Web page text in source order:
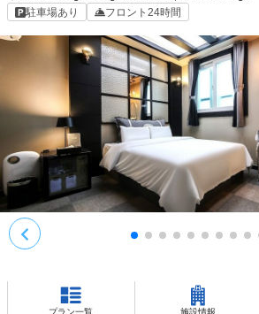
駐車場あり
フロント24時間
プラン一覧 施設情報